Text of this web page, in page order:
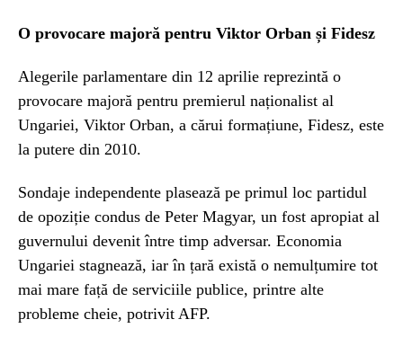
O provocare majoră pentru Viktor Orban și Fidesz
Alegerile parlamentare din 12 aprilie reprezintă o
provocare majoră pentru premierul naționalist al
Ungariei, Viktor Orban, a cărui formațiune, Fidesz, este
la putere din 2010.
Sondaje independente plasează pe primul loc partidul
de opoziție condus de Peter Magyar, un fost apropiat al
guvernului devenit între timp adversar. Economia
Ungariei stagnează, iar în țară există o nemulțumire tot
mai mare față de serviciile publice, printre alte
probleme cheie, potrivit AFP.